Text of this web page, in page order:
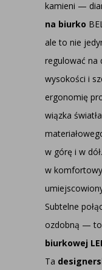
kamieni —
na biurko
ale to nie
regulować na
wysokości i
ergonomię
wiązka
w górę i w
w
Subtelne
ozdobną — to
biurkowej
Ta